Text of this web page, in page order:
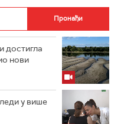
достигла
нови
у више